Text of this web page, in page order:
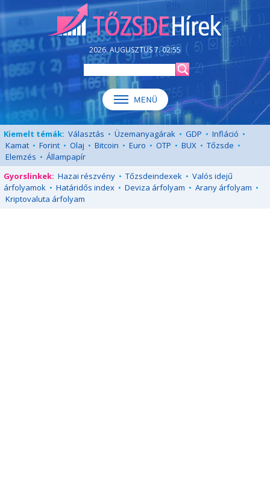
2026. AUGUSZTUS 7. 02:55
Kiemelt témák: Választás • Üzemanyagárak • GDP • Infláció •
Kamat • Forint • Olaj • Bitcoin • Euro • OTP • BUX • Tőzsde •
Elemzés • Állampapír
Gyorslinkek: Hazai részvény • Tőzsdeindexek • Valós idejű
árfolyamok • Határidős index • Deviza árfolyam • Arany árfolyam •
Kriptovaluta árfolyam